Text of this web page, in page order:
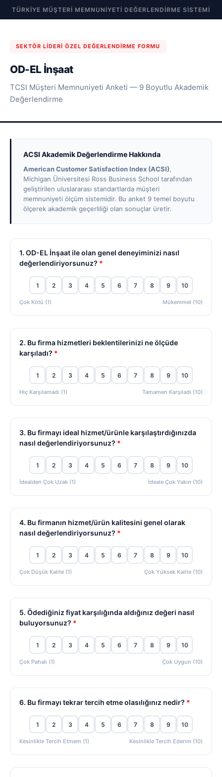
TÜRKIYE MÜŞTERI MEMNUNIYETI DEĞERLENDIRME SISTEMI
SEKTÖR LIDERI ÖZEL DEĞERLENDIRME FORMU
OD-EL İnşaat
TCSI Müşteri Memnuniyeti Anketi — 9 Boyutlu Akademik
Değerlendirme
ACSI Akademik Değerlendirme Hakkında
American Customer Satisfaction Index (ACSI),
Michigan Üniversitesi Ross Business School tarafından
geliştirilen uluslararası standartlarda müşteri
memnuniyeti ölçüm sistemidir. Bu anket 9 temel boyutu
ölçerek akademik geçerliliği olan sonuçlar üretir.
1. OD-EL İnşaat ile olan genel deneyiminizi nasıl
değerlendiriyorsunuz? *
1 2 3 4 5 6 7 8 9 10
Çok Kötü (1) Mükemmel (10)
2. Bu firma hizmetleri beklentilerinizi ne ölçüde
karşıladı? *
1 2 3 4 5 6 7 8 9 10
Hiç Karşılamadı (1) Tamamen Karşıladı (10)
3. Bu firmayı ideal hizmet/ürünle karşılaştırdığınızda
nasıl değerlendiriyorsunuz? *
1 2 3 4 5 6 7 8 9 10
İdealden Çok Uzak (1) İdeale Çok Yakın (10)
4. Bu firmanın hizmet/ürün kalitesini genel olarak
nasıl değerlendiriyorsunuz? *
1 2 3 4 5 6 7 8 9 10
Çok Düşük Kalite (1) Çok Yüksek Kalite (10)
5. Ödediğiniz fiyat karşılığında aldığınız değeri nasıl
buluyorsunuz? *
1 2 3 4 5 6 7 8 9 10
Çok Pahalı (1) Çok Uygun (10)
6. Bu firmayı tekrar tercih etme olasılığınız nedir? *
1 2 3 4 5 6 7 8 9 10
Kesinlikle Tercih Etmem (1) Kesinlikle Tercih Ederim (10)